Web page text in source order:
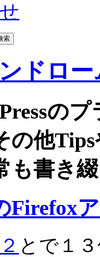
ドロー
の
の他
も書き
Firefox
とで１